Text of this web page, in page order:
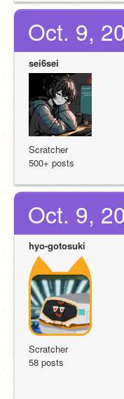
Oct. 9,
sei6sei
Scratcher
500+ posts
Oct. 9,
hyo-gotosuki
Scratcher
58 posts